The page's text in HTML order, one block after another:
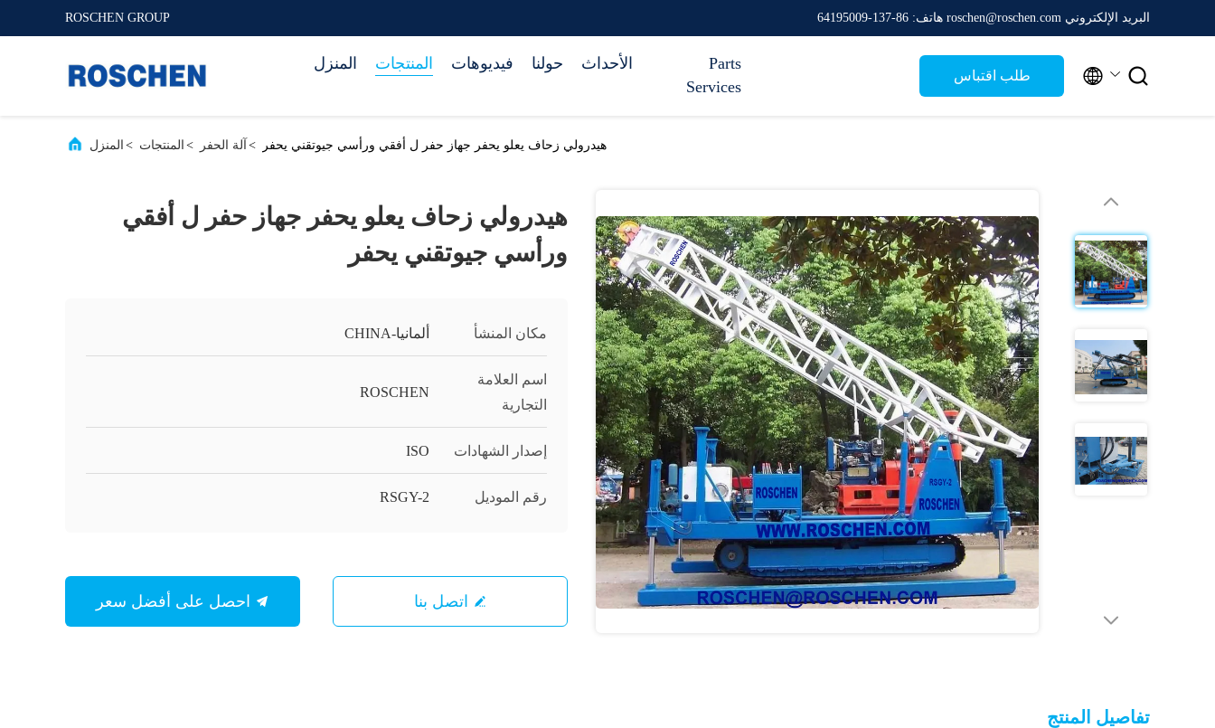
ROSCHEN GROUP البريد الإلكتروني roschen@roschen.com هاتف: 86-137-64195009
المنزل المنتجات فيديوهات حولنا الأحداث
Parts
Services
طلب اقتباس  
المنزل > المنتجات > آلة الحفر > هيدرولي زحاف يعلو يحفر جهاز حفر ل أفقي ورأسي جيوتقني يحفر
هيدرولي زحاف يعلو يحفر جهاز حفر ل أفقي
ورأسي جيوتقني يحفر
مكان المنشأ ألمانيا-CHINA
اسم العلامة
التجارية
ROSCHEN
إصدار الشهادات ISO
رقم الموديل RSGY-2
تفاصيل المنتج